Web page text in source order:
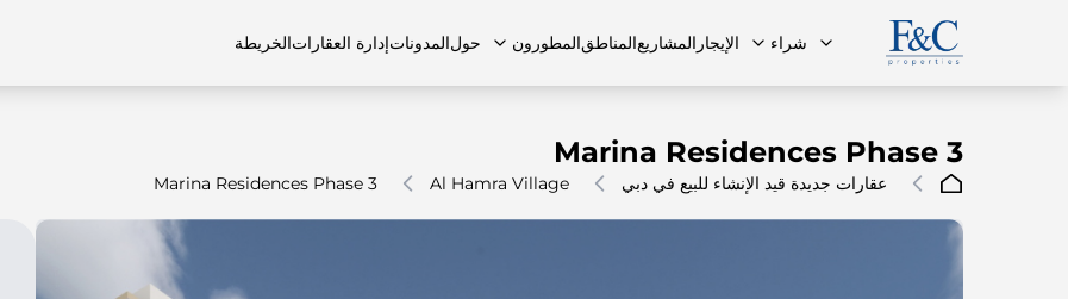
شراء
الشقق
الإيجار المشاريعالمناطقالمطورون حولالمدوناتإدارة العقاراتالخريطة
Marina Residences Phase 3
عقارات جديدة قيد الإنشاء للبيع في دبي Al Hamra Village
Marina Residences Phase 3